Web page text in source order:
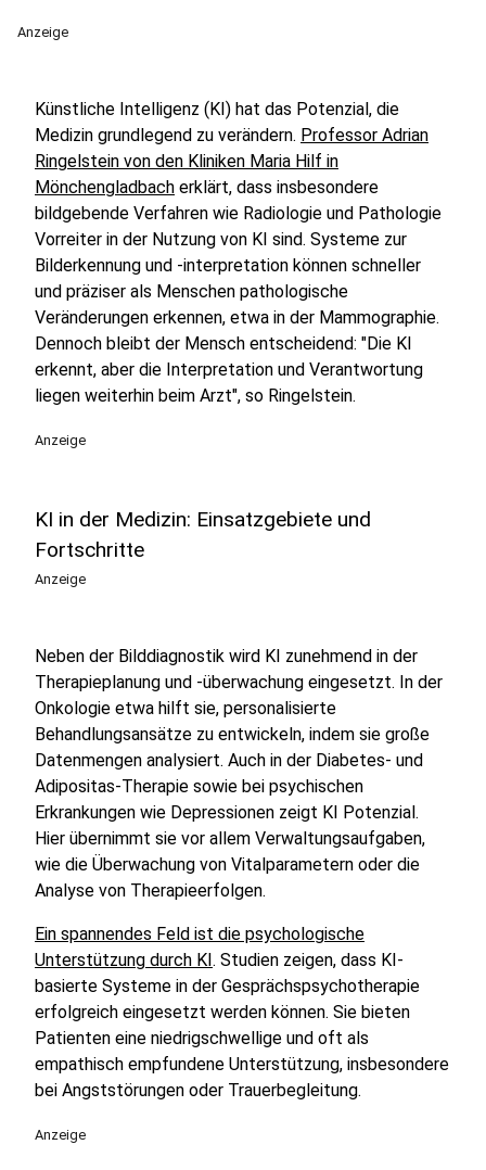
Anzeige
Künstliche Intelligenz (KI) hat das Potenzial, die
Medizin grundlegend zu verändern. Professor Adrian
Ringelstein von den Kliniken Maria Hilf in
Mönchengladbach erklärt, dass insbesondere
bildgebende Verfahren wie Radiologie und Pathologie
Vorreiter in der Nutzung von KI sind. Systeme zur
Bilderkennung und -interpretation können schneller
und präziser als Menschen pathologische
Veränderungen erkennen, etwa in der Mammographie.
Dennoch bleibt der Mensch entscheidend: "Die KI
erkennt, aber die Interpretation und Verantwortung
liegen weiterhin beim Arzt", so Ringelstein.
Anzeige
KI in der Medizin: Einsatzgebiete und
Fortschritte
Anzeige
Neben der Bilddiagnostik wird KI zunehmend in der
Therapieplanung und -überwachung eingesetzt. In der
Onkologie etwa hilft sie, personalisierte
Behandlungsansätze zu entwickeln, indem sie große
Datenmengen analysiert. Auch in der Diabetes- und
Adipositas-Therapie sowie bei psychischen
Erkrankungen wie Depressionen zeigt KI Potenzial.
Hier übernimmt sie vor allem Verwaltungsaufgaben,
wie die Überwachung von Vitalparametern oder die
Analyse von Therapieerfolgen.
Ein spannendes Feld ist die psychologische
Unterstützung durch KI. Studien zeigen, dass KI-
basierte Systeme in der Gesprächspsychotherapie
erfolgreich eingesetzt werden können. Sie bieten
Patienten eine niedrigschwellige und oft als
empathisch empfundene Unterstützung, insbesondere
bei Angststörungen oder Trauerbegleitung.
Anzeige